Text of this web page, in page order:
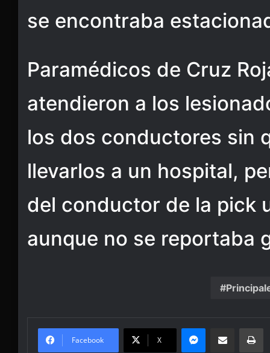
se encontraba
Paramédicos de Cruz
atendieron a los
los dos conductores sin
llevarlos a un hospital,
del conductor de la pick
aunque no se reportaba
Facebook X
Messenger
Share via Email